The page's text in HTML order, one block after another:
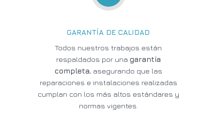
GARANTÍA DE CALIDAD
Todos nuestros trabajos están
respaldados por una garantía
completa, asegurando que las
reparaciones e instalaciones realizadas
cumplan con los más altos estándares y
normas vigentes.